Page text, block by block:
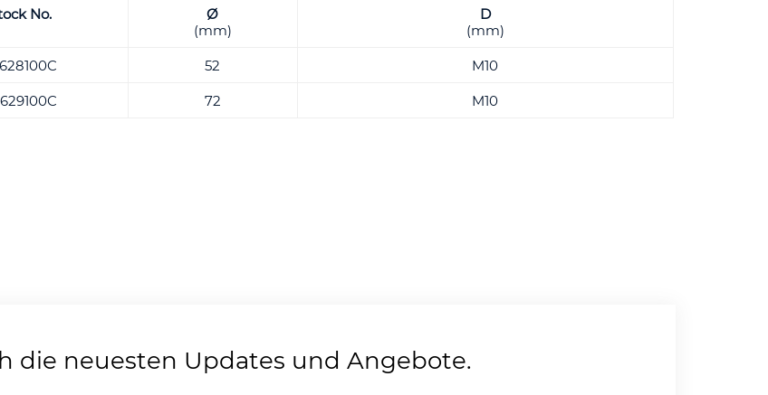
No.
Ø
(mm)
D
(mm)
52
M10
72 M10
die neuesten Updates und Angebote.